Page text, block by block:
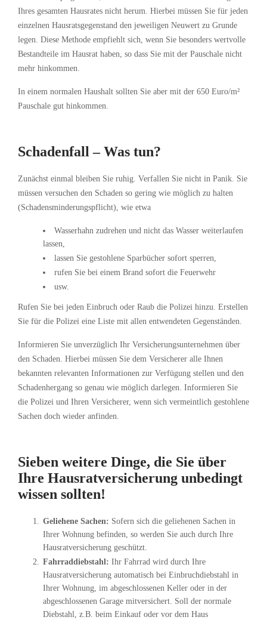
Ihres gesamten Hausrates nicht herum. Hierbei müssen Sie für jeden
einzelnen Hausratsgegenstand den jeweiligen Neuwert zu Grunde
legen. Diese Methode empfiehlt sich, wenn Sie besonders wertvolle
Bestandteile im Hausrat haben, so dass Sie mit der Pauschale nicht
mehr hinkommen.
In einem normalen Haushalt sollten Sie aber mit der 650 Euro/m²
Pauschale gut hinkommen.
Schadenfall – Was tun?
Zunächst einmal bleiben Sie ruhig. Verfallen Sie nicht in Panik. Sie
müssen versuchen den Schaden so gering wie möglich zu halten
(Schadensminderungspflicht), wie etwa
Wasserhahn zudrehen und nicht das Wasser weiterlaufen
lassen,
lassen Sie gestohlene Sparbücher sofort sperren,
rufen Sie bei einem Brand sofort die Feuerwehr
usw.
Rufen Sie bei jeden Einbruch oder Raub die Polizei hinzu. Erstellen
Sie für die Polizei eine Liste mit allen entwendeten Gegenständen.
Informieren Sie unverzüglich Ihr Versicherungsunternehmen über
den Schaden. Hierbei müssen Sie dem Versicherer alle Ihnen
bekannten relevanten Informationen zur Verfügung stellen und den
Schadenhergang so genau wie möglich darlegen. Informieren Sie
die Polizei und Ihren Versicherer, wenn sich vermeintlich gestohlene
Sachen doch wieder anfinden.
Sieben weitere Dinge, die Sie über
Ihre Hausratversicherung unbedingt
wissen sollten!
Geliehene Sachen: Sofern sich die geliehenen Sachen in
Ihrer Wohnung befinden, so werden Sie auch durch Ihre
Hausratversicherung geschützt.
Fahrraddiebstahl: Ihr Fahrrad wird durch Ihre
Hausratversicherung automatisch bei Einbruchdiebstahl in
Ihrer Wohnung, im abgeschlossenen Keller oder in der
abgeschlossenen Garage mitversichert. Soll der normale
Diebstahl, z.B. beim Einkauf oder vor dem Haus